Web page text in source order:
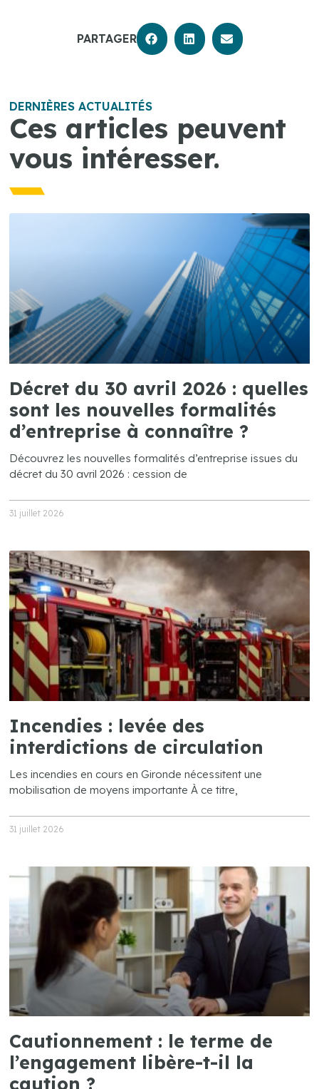
PARTAGER
DERNIÈRES ACTUALITÉS
Ces articles peuvent
vous intéresser.
Décret du 30 avril 2026 : quelles
sont les nouvelles formalités
d’entreprise à connaître ?
Découvrez les nouvelles formalités d’entreprise issues du
décret du 30 avril 2026 : cession de
31 juillet 2026
Incendies : levée des
interdictions de circulation
Les incendies en cours en Gironde nécessitent une
mobilisation de moyens importante À ce titre,
31 juillet 2026
Cautionnement : le terme de
l’engagement libère-t-il la
caution ?